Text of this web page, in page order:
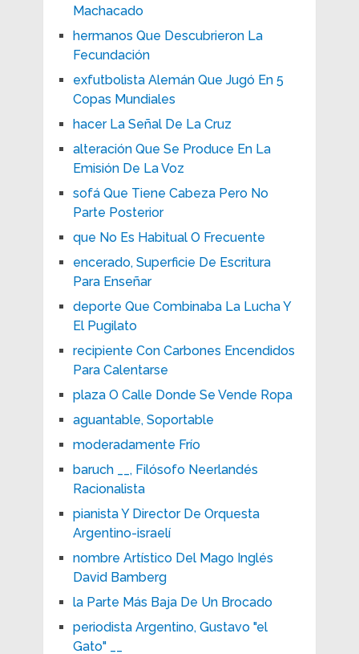
Machacado
hermanos Que Descubrieron La
Fecundación
exfutbolista Alemán Que Jugó En 5
Copas Mundiales
hacer La Señal De La Cruz
alteración Que Se Produce En La
Emisión De La Voz
sofá Que Tiene Cabeza Pero No
Parte Posterior
que No Es Habitual O Frecuente
encerado, Superficie De Escritura
Para Enseñar
deporte Que Combinaba La Lucha Y
El Pugilato
recipiente Con Carbones Encendidos
Para Calentarse
plaza O Calle Donde Se Vende Ropa
aguantable, Soportable
moderadamente Frío
baruch __, Filósofo Neerlandés
Racionalista
pianista Y Director De Orquesta
Argentino-israelí
nombre Artístico Del Mago Inglés
David Bamberg
la Parte Más Baja De Un Brocado
periodista Argentino, Gustavo "el
Gato" __